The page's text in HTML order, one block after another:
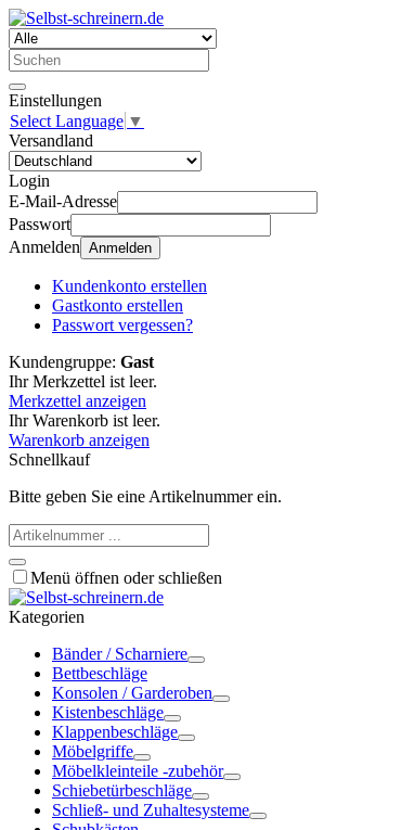
Einstellungen
Select Language ▼
Versandland
Login
E-Mail-Adresse
Passwort
Anmelden Anmelden
Kundenkonto erstellen
Gastkonto erstellen
Passwort vergessen?
Kundengruppe: Gast
Ihr Merkzettel ist leer.
Merkzettel anzeigen
Ihr Warenkorb ist leer.
Warenkorb anzeigen
Schnellkauf
Bitte geben Sie eine Artikelnummer ein.
Menü öffnen oder schließen
Kategorien
Bänder / Scharniere
Bettbeschläge
Konsolen / Garderoben
Kistenbeschläge
Klappenbeschläge
Möbelgriffe
Möbelkleinteile -zubehör
Schiebetürbeschläge
Schließ- und Zuhaltesysteme